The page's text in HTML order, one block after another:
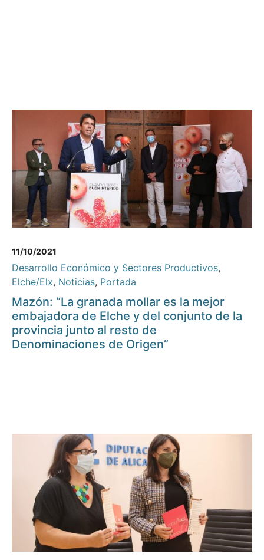
11/10/2021
Desarrollo Económico y Sectores Productivos,
Elche/Elx, Noticias, Portada
Mazón: “La granada mollar es la mejor
embajadora de Elche y del conjunto de la
provincia junto al resto de
Denominaciones de Origen”